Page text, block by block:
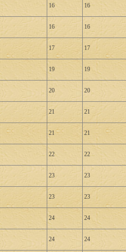
16 16
16 16
17 17
19 19
20 20
21 21
21 21
22 22
23 23
23 23
24 24
24 24